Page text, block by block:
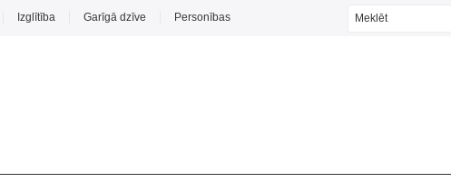
Izglītība Garīgā dzīve Personības